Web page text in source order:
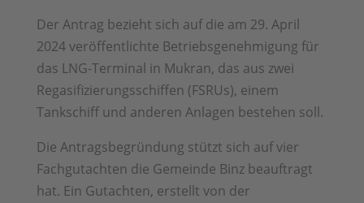
Der Antrag bezieht sich auf die am 29. April
2024 veröffentlichte Betriebsgenehmigung für
das LNG-Terminal in Mukran, das aus zwei
Regasifizierungsschiffen (FSRUs), einem
Tankschiff und anderen Anlagen bestehen soll.
Die Antragsbegründung stützt sich auf vier
Fachgutachten die Gemeinde Binz beauftragt
hat. Ein Gutachten, erstellt von der